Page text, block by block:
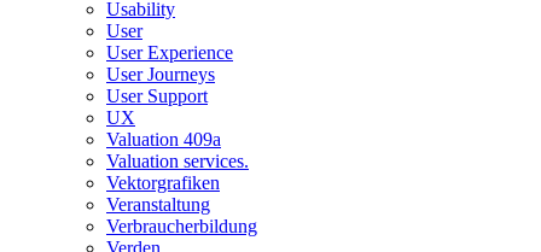
Usability
User
User Experience
User Journeys
User Support
UX
Valuation 409a
Valuation services.
Vektorgrafiken
Veranstaltung
Verbraucherbildung